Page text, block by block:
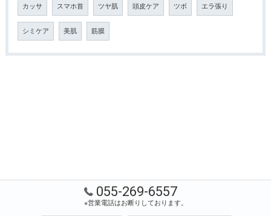
カッサ スマホ首 ツヤ肌 頭皮ケア ツボ エラ張り
シミケア 美肌 筋膜
055-269-6557
※営業電話はお断りしております。